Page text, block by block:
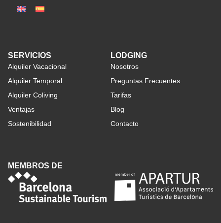
SERVICIOS
Alquiler Vacacional
Alquiler Temporal
Alquiler Coliving
Ventajas
Sostenibilidad
LODGING
Nosotros
Preguntas Frecuentes
Tarifas
Blog
Contacto
MEMBROS DE